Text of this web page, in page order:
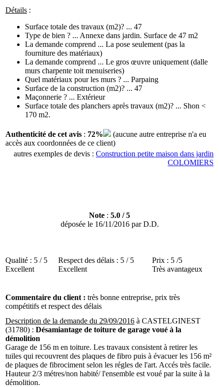
Détails :
Surface totale des travaux (m2)? ... 47
Type de bien ? ... Annexe dans jardin. Surface de 47 m2
La demande comprend ... La pose seulement (pas la
fourniture des matériaux)
La demande comprend ... Le gros œuvre uniquement (dalle
murs charpente toit menuiseries)
Quel matériaux pour les murs ? ... Parpaing
Surface de la construction (m2)? ... 47
Maçonnerie ? ... Extérieur
Surface totale des planchers après travaux (m2)? ... Shon <
170 m2.
Authenticité de cet avis : 72%
(aucune autre entreprise n'a eu
accès aux coordonnées de ce client)
autres exemples de devis : Construction petite maison dans jardin
COLOMIERS
Note : 5.0 /5
déposée le 16/11/2016parD.D.
Qualité : 5 / 5
Excellent
Respect des délais : 5 / 5
Excellent
Prix : 5 /5
Très avantageux
Commentaire du client : très bonne entreprise, prix très
compétitifs et respect des délais
Description de la demande du 29/09/2016 à CASTELGINEST
(31780) : Désamiantage de toiture de garage voué à la
démolition
Garage de 156 m en toiture. Les travaux consistent à retirer les
tuiles qui recouvrent des plaques de fibro puis à évacuer les 156 m²
de plaques de fibrociment selon les régles de l'art. Accés très facile.
Hauteur 2/3 métres/non habité/ l'ensemble est voué par la suite à la
démolition.